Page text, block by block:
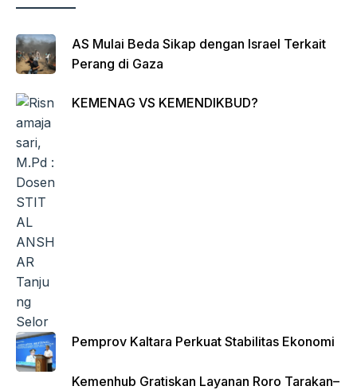
AS Mulai Beda Sikap dengan Israel Terkait
Perang di Gaza
KEMENAG VS KEMENDIKBUD?
Pemprov Kaltara Perkuat Stabilitas Ekonomi
Kemenhub Gratiskan Layanan Roro Tarakan–